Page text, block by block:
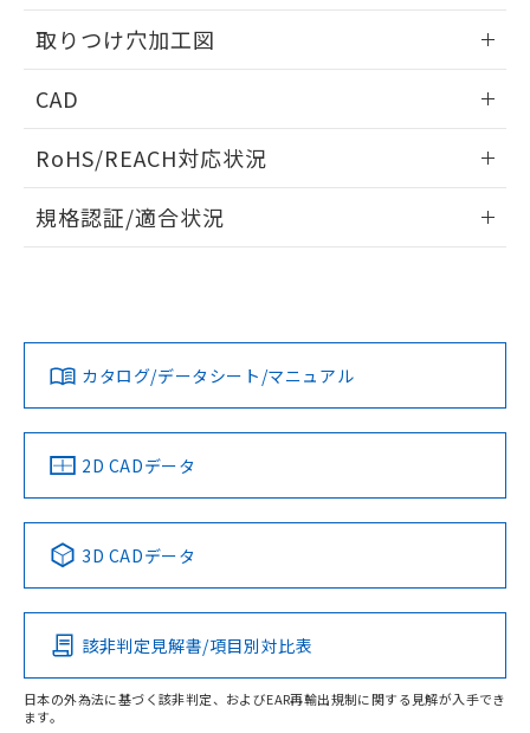
取りつけ穴加工図
CAD
ドすることができます。
ログイン/会員登録
ダウンロードデータをご利用いただく前に、以下を必ずお読
みください。
ソフトウェアの使用条件
RoHS/REACH対応状況
EU RoHS 注意事項・凡例
対応済み
中国 RoHS 注意事項・凡例
Pb Hg Cd Cr(VI)
O
規格認証/適合状況
カタログ/データシート/マニュアル
2D CADデータ
3D CADデータ
該非判定見解書/項目別対比表
日本の外為法に基づく該非判定、およびEAR再輸出規制に関する見解が入手でき
ます。
の共同利用に関して"
用者の範囲」に記載されている法人を
EU RoHS指令（10物質）の非含有証明書
51物質の非含有証明書（当社基準）
※本証明書は発行日時点で非含有を証明す
物質の対応では、対応完了までの期間は出
荷製品に未対応品が混在することから備考
欄に対応日を記載しておりました。
既に当社にて対応品への在庫切替を完了